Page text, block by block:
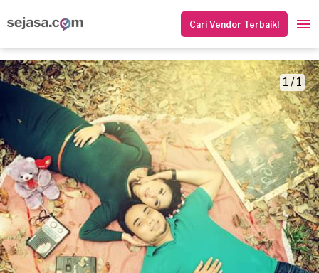
Cari Vendor Terbaik!
1 / 1